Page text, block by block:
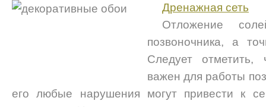
Дренажная сеть
Отложение
позвоночника, а
Следует
важен для работы
его любые нарушения могут привести к